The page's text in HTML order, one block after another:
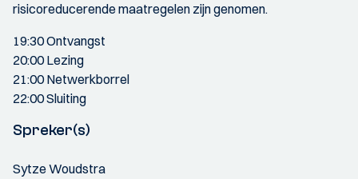
risicoreducerende maatregelen zijn genomen.
19:30 Ontvangst
20:00 Lezing
21:00 Netwerkborrel
22:00 Sluiting
Spreker(s)
Sytze Woudstra